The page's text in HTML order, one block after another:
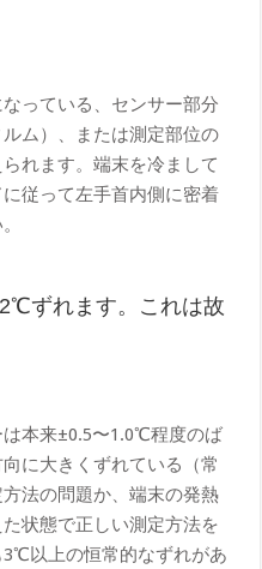
っている、センサー部分
ム）、または測定部位の
れます。端末を冷まして
従って左手首内側に密着
ずれます。これは故
本来±0.5〜1.0℃程度のば
に大きくずれている（常
法の問題か、端末の発熱
状態で正しい測定方法を
以上の恒常的なずれがあ